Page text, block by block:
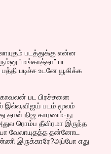
படத்துக்கு என்ன
"மங்காத்தா" பட
படிச்ச உடனே யூகிக்க
பட பிரச்சனை
இல்ல,விஜய் படம் மூலம்
தான் நிஜ காரணம்-நு
ரொம்ப தீவிரமா இருந்த
வேலாயுதத்த தன்னோட
இருக்காரே?அப்போ எது